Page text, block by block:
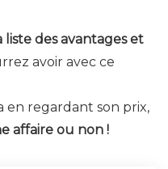
liste des avantages et
avoir avec ce
en regardant son prix,
affaire ou non !